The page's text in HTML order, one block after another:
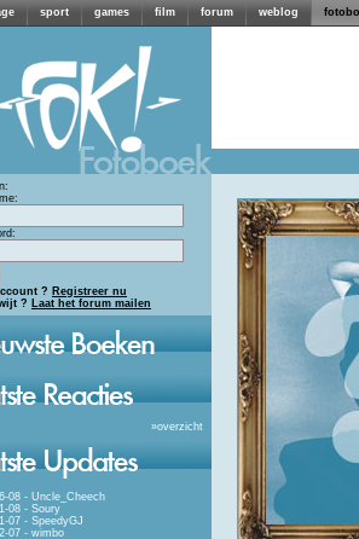
sport games film forum weblog
? Registreer nu
? Laat het forum mailen
»overzicht
08 - Uncle_Cheech
08 - Soury
07 - SpeedyGJ
07 - wimbo